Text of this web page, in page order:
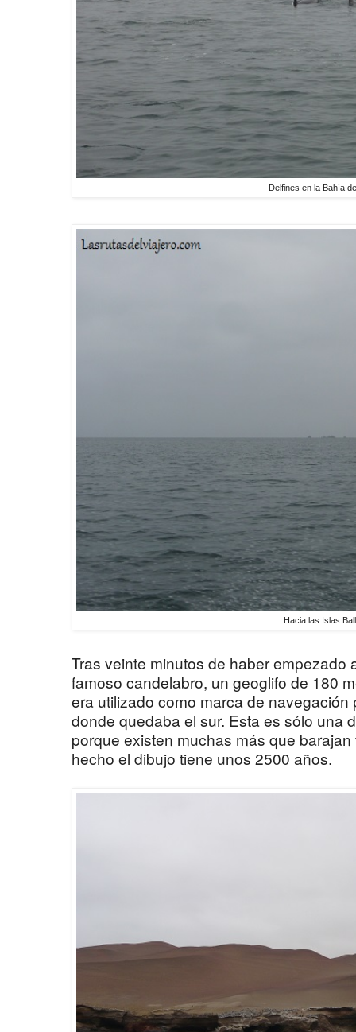
Delfines en la Bahía
Hacia las Islas
Tras veinte minutos de haber empezado
famoso candelabro, un geoglifo de 180
era utilizado como marca de
donde quedaba el sur. Esta es sólo una
porque existen muchas más que
hecho el dibujo tiene unos 2500 años.